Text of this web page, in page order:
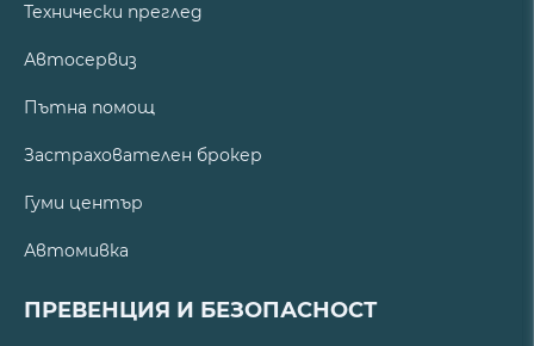
Технически преглед
Автосервиз
Пътна помощ
Застрахователен брокер
Гуми център
Автомивка
ПРЕВЕНЦИЯ И БЕЗОПАСНОСТ